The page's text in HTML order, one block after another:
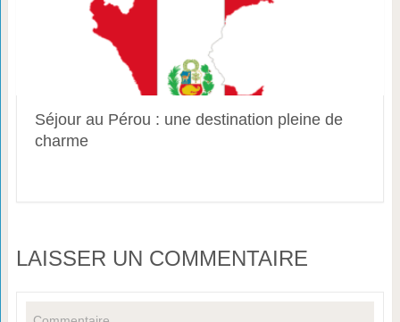
Séjour au Pérou : une destination pleine de
charme
LAISSER UN COMMENTAIRE